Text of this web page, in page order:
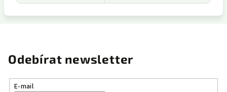
Odebírat newsletter
E-mail